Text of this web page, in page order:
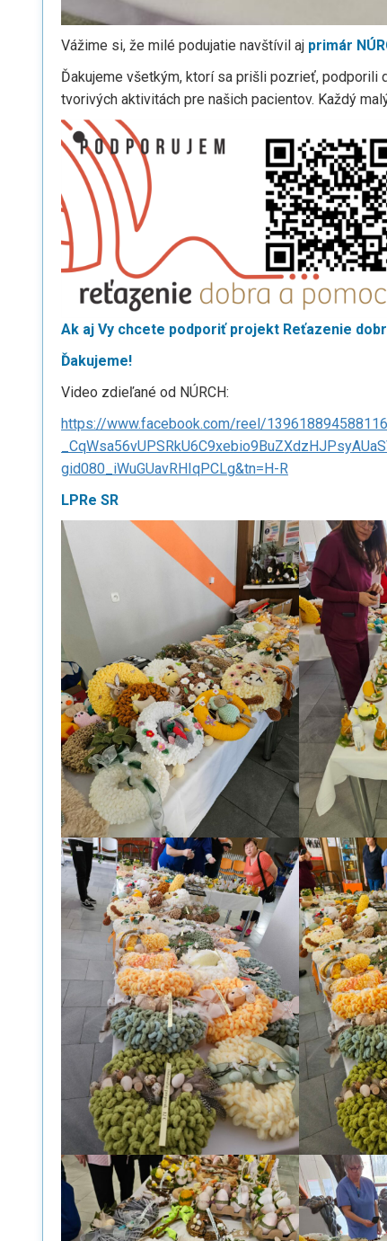
Vážime si, že milé podujatie navštívil aj primár
Ďakujeme všetkým, ktorí sa prišli pozrieť, podporili
tvorivých aktivitách pre našich pacientov. Každý
Ak aj Vy chcete podporiť projekt Reťazenie
Ďakujeme!
Video zdieľané od NÚRCH:
https://www.facebook.com/reel/
gid080_iWuGUavRHIqPCLg&tn=H-R
LPRe SR